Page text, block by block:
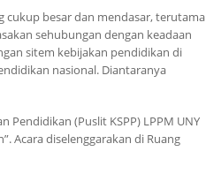
cukup besar dan mendasar, terutama
sehubungan dengan keadaan
sitem kebijakan pendidikan di
nasional. Diantaranya
Pendidikan (Puslit KSPP) LPPM UNY
Acara diselenggarakan di Ruang